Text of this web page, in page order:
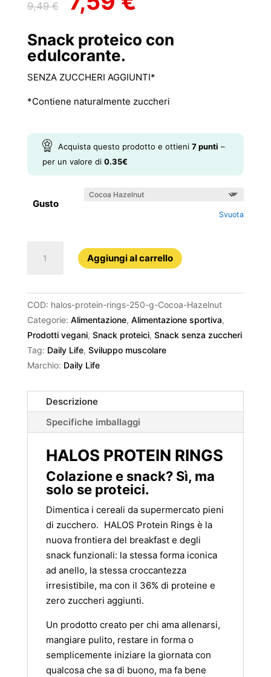
9,49€
prezzo
originale
era:
9,49 €.
è:
Snack proteico con
edulcorante.
SENZA ZUCCHERI AGGIUNTI*
*Contiene naturalmente zuccheri
Acquista questo prodotto e ottieni 7punti –
per un valore di 0.35€
Gusto
Svuota
PROTEIN
–
250
g
quantità
Aggiungi al carrello
COD: halos-protein-rings-250-g-Cocoa-Hazelnut
Categorie: Alimentazione, Alimentazione sportiva,
Prodotti vegani, Snack proteici, Snack senza zuccheri
Tag: Daily Life, Sviluppo muscolare
Marchio: Daily Life
Descrizione
Specifiche imballaggi
HALOS PROTEIN RINGS
Colazione e snack? Sì, ma
solo se proteici.
Dimentica i cereali da supermercato pieni
di zucchero. HALOS Protein Rings è la
nuova frontiera del breakfast e degli
snack funzionali: la stessa forma iconica
ad anello, la stessa croccantezza
irresistibile, ma con il 36% di proteine e
zero zuccheri aggiunti.
Un prodotto creato per chi ama allenarsi,
mangiare pulito, restare in forma o
semplicemente iniziare la giornata con
qualcosa che sa di buono, ma fa bene